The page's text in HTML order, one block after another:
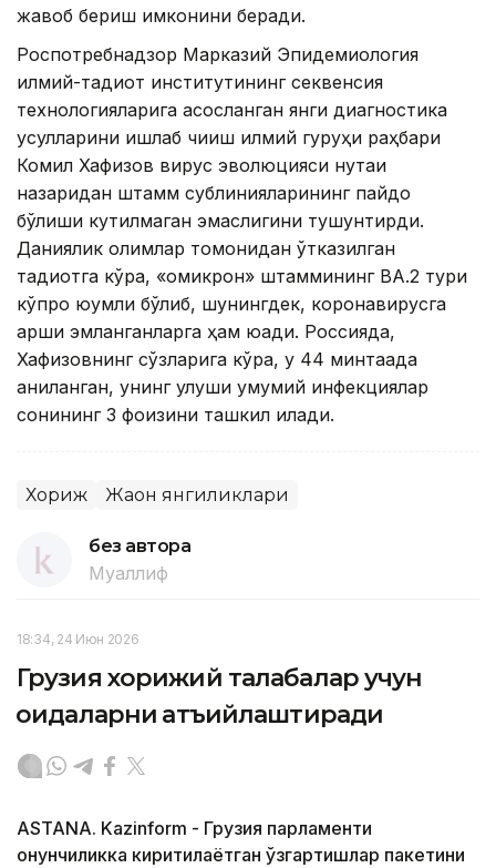
жавоб бериш имконини беради.
Роспотребнадзор Марказий Эпидемиология
илмий-тадқиқот институтининг секвенсия
технологияларига асосланган янги диагностика
усулларини ишлаб чиқиш илмий гуруҳи раҳбари
Комил Хафизов вирус эволюцияси нуқтаи
назаридан штамм сублинияларининг пайдо
бўлиши кутилмаган эмаслигини тушунтирди.
Даниялик олимлар томонидан ўтказилган
тадқиқотга кўра, «омикрон» штаммининг BA.2 тури
кўпроқ юқумли бўлиб, шунингдек, коронавирусга
қарши эмланганларга ҳам юқади. Россияда,
Хафизовнинг сўзларига кўра, у 44 минтақада
аниқланган, унинг улуши умумий инфекциялар
сонининг 3 фоизини ташкил қилади.
Хориж Жаҳон янгиликлари
без автора
Муаллиф
18:34, 24 Июн 2026
Грузия хорижий талабалар учун
қоидаларни қатъийлаштиради
ASTANA. Kazinform - Грузия парламенти
қонунчиликка киритилаётган ўзгартишлар пакетини